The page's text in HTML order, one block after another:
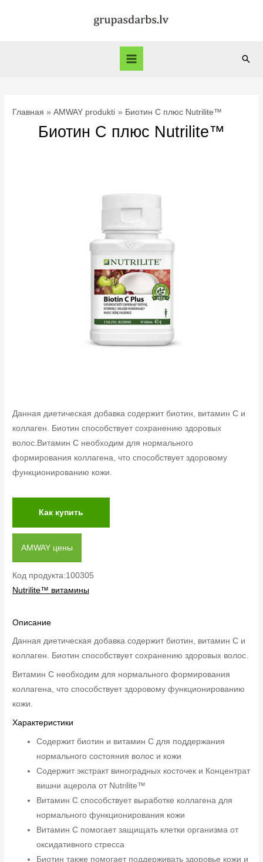
Main
Главная AMWAY produkti Биотин C плюс Nutrilite™
Биотин C плюс Nutrilite™
Данная диетическая добавка содержит биотин, витамин С и
коллаген. Биотин способствует сохранению здоровых
волос.Витамин C необходим для нормального
формирования коллагена, что способствует здоровому
функционированию кожи.
Как купить
AMWAY цены
Код продукта:100305
Nutrilite™ витамины
Описание
Данная диетическая добавка содержит биотин, витамин С и
коллаген. Биотин способствует сохранению здоровых волос.
Витамин C необходим для нормального формирования
коллагена, что способствует здоровому функционированию
кожи.
Характеристики
Содержит биотин и витамин С для поддержания
нормального состояния волос и кожи
Содержит экстракт виноградных косточек и Концентрат
вишни ацерола от Nutrilite™
Витамин С способствует выработке коллагена для
нормального функционирования кожи
Витамин С помогает защищать клетки организма от
оксидативного стресса
Биотин также помогает поддерживать здоровье кожи и